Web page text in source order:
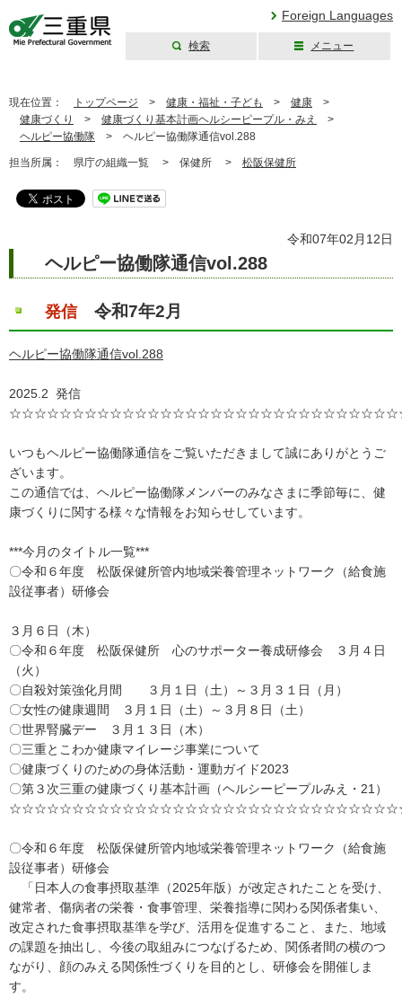
Foreign Languages
検索 メニュー
現在位置： トップページ > 健康・福祉・子ども > 健康 >
健康づくり
> 健康づくり基本計画ヘルシーピープル・みえ
>
ヘルピー協働隊 > ヘルピー協働隊通信vol.288
担当所属： 県庁の組織一覧 > 保健所 > 松阪保健所
令和07年02月12日
ヘルピー協働隊通信vol.288
発信令和7年2月
ヘルピー協働隊通信vol.288
2025.2 発信
いつもヘルピー協働隊通信をご覧いただきまして誠にありがとうご
ざいます。
この通信では、ヘルピー協働隊メンバーのみなさまに季節毎に、健
康づくりに関する様々な情報をお知らせしています。
***今月のタイトル一覧***
〇令和６年度 松阪保健所管内地域栄養管理ネットワーク（給食施
設従事者）研修会
３月６日（木）
〇令和６年度 松阪保健所 心のサポーター養成研修会 ３月４日
（火）
〇自殺対策強化月間 ３月１日（土）～３月３１日（月）
〇女性の健康週間 ３月１日（土）～３月８日（土）
〇世界腎臓デー ３月１３日（木）
〇三重とこわか健康マイレージ事業について
〇健康づくりのための身体活動・運動ガイド2023
〇第３次三重の健康づくり基本計画（ヘルシーピープルみえ・21）
〇令和６年度 松阪保健所管内地域栄養管理ネットワーク（給食施
設従事者）研修会
「日本人の食事摂取基準（2025年版）が改定されたことを受け、
健常者、傷病者の栄養・食事管理、栄養指導に関わる関係者集い、
改定された食事摂取基準を学び、活用を促進すること、また、地域
の課題を抽出し、今後の取組みにつなげるため、関係者間の横のつ
ながり、顔のみえる関係性づくりを目的とし、研修会を開催しま
す。